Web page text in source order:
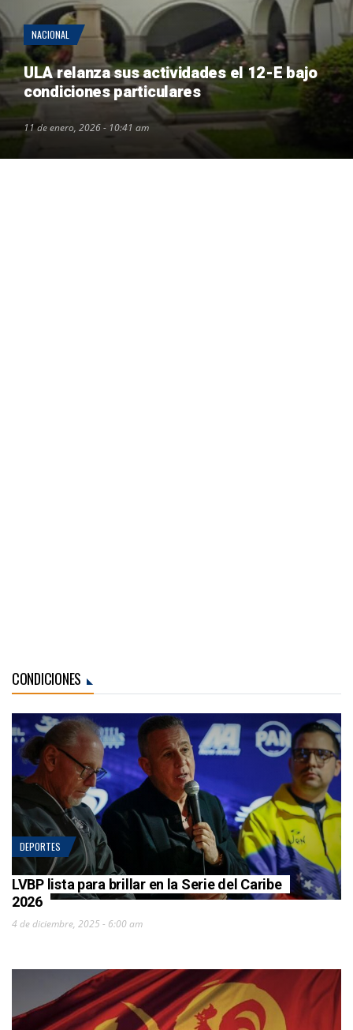
NACIONAL
ULA relanza sus actividades el 12-E bajo
condiciones particulares
11 de enero, 2026 - 10:41 am
CONDICIONES
DEPORTES
LVBP lista para brillar en la Serie del Caribe
2026
4 de diciembre, 2025 - 6:00 am